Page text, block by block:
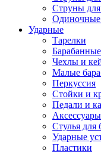
Струны для
Ударные
Тарелки
Чехлы и
Малые
Перкуссия
Стойки и
Педали и
Стулья для
Ударные
Пластики